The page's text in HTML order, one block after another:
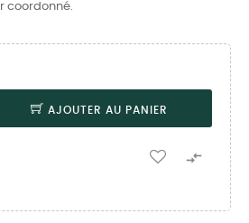
coordonné.
AJOUTER AU PANIER
